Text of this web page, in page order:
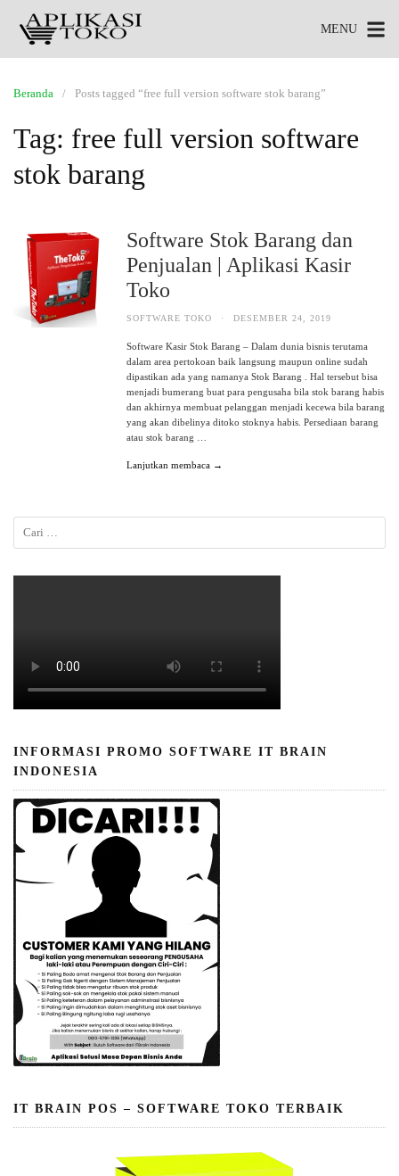
MENU
Beranda Posts tagged “free full version software stok barang”
Tag: free full version software
stok barang
Software Stok Barang dan
Penjualan | Aplikasi Kasir
Toko
SOFTWARE TOKO · DESEMBER 24, 2019
Software Kasir Stok Barang – Dalam dunia bisnis terutama
dalam area pertokoan baik langsung maupun online sudah
dipastikan ada yang namanya Stok Barang . Hal tersebut bisa
menjadi bumerang buat para pengusaha bila stok barang habis
dan akhirnya membuat pelanggan menjadi kecewa bila barang
yang akan dibelinya ditoko stoknya habis. Persediaan barang
atau stok barang …
Lanjutkan membaca →
INFORMASI PROMO SOFTWARE IT BRAIN
INDONESIA
IT BRAIN POS – SOFTWARE TOKO TERBAIK